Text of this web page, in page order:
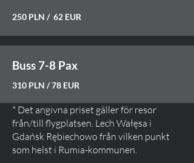
250 PLN / 62 EUR
Buss 7-8 Pax
310 PLN / 78 EUR
* Det angivna priset gäller för resor
från/till flygplatsen. Lech Wałęsa i
Gdańsk Rębiechowo från vilken punkt
som helst i Rumia-kommunen.